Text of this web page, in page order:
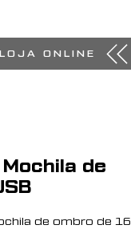
de
de ombro de 16
ONLINE